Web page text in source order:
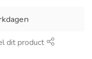
dit product